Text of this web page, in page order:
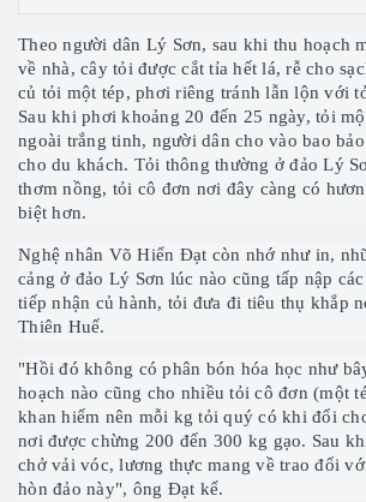
Theo người dân Lý Sơn, sau khi thu hoạch
về nhà, cây tỏi được cắt tỉa hết lá, rễ cho
củ tỏi một tép, phơi riêng tránh lẫn lộn với
Sau khi phơi khoảng 20 đến 25 ngày, tỏi
ngoài trắng tinh, người dân cho vào bao
cho du khách. Tỏi thông thường ở đảo Lý
thơm nồng, tỏi cô đơn nơi đây càng có
biệt hơn.
Nghệ nhân Võ Hiển Đạt còn nhớ như in,
cảng ở đảo Lý Sơn lúc nào cũng tấp nập
tiếp nhận củ hành, tỏi đưa đi tiêu thụ khắp
Thiên Huế.
"Hồi đó không có phân bón hóa học như
hoạch nào cũng cho nhiều tỏi cô đơn (một
khan hiếm nên mỗi kg tỏi quý có khi đổi
nơi được chừng 200 đến 300 kg gạo. Sau
chở vải vóc, lương thực mang về trao đổi
hòn đảo này", ông Đạt kể.